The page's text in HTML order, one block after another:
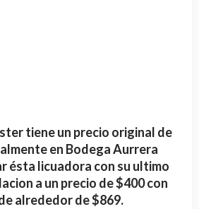
tiene un precio original de
en Bodega Aurrera
ésta licuadora con su ultimo
a un precio de $400 con
alrededor de $869.